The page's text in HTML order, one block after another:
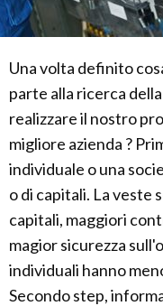
Una volta definito
parte alla ricerca
realizzare il nostro
migliore azienda ?
individuale o una
o di capitali. La veste
capitali, maggiori
magior sicurezza
individuali hanno
Secondo step,